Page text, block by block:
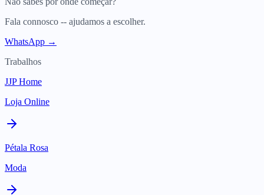
Fala connosco -- ajudamos a escolher.
WhatsApp →
Trabalhos
JJP Home
Loja Online
Pétala Rosa
Moda